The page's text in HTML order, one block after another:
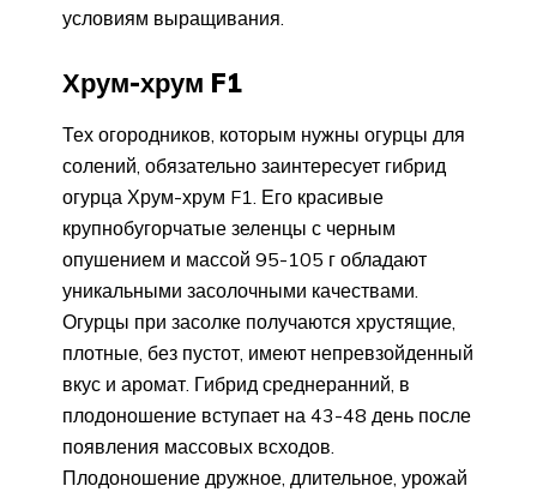
условиям выращивания.
Хрум-хрум F1
Тех огородников, которым нужны огурцы для
солений, обязательно заинтересует гибрид
огурца Хрум-хрум F1. Его красивые
крупнобугорчатые зеленцы с черным
опушением и массой 95-105 г обладают
уникальными засолочными качествами.
Огурцы при засолке получаются хрустящие,
плотные, без пустот, имеют непревзойденный
вкус и аромат. Гибрид среднеранний, в
плодоношение вступает на 43-48 день после
появления массовых всходов.
Плодоношение дружное, длительное, урожай